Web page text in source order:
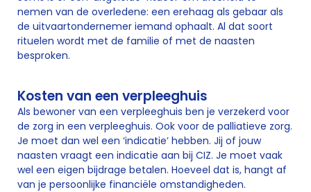
nemen van de overledene: een erehaag als gebaar als
de uitvaartondernemer iemand ophaalt. Al dat soort
rituelen wordt met de familie of met de naasten
besproken.
Kosten van een verpleeghuis
Als bewoner van een verpleeghuis ben je verzekerd voor
de zorg in een verpleeghuis. Ook voor de palliatieve zorg.
Je moet dan wel een ‘indicatie’ hebben. Jij of jouw
naasten vraagt een indicatie aan bij CIZ. Je moet vaak
wel een eigen bijdrage betalen. Hoeveel dat is, hangt af
van je persoonlijke financiële omstandigheden.